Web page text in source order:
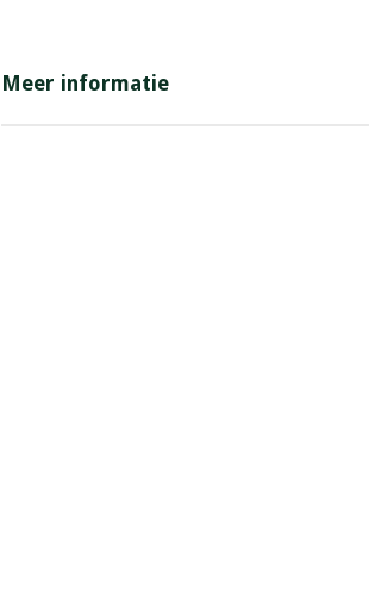
Meer informatie